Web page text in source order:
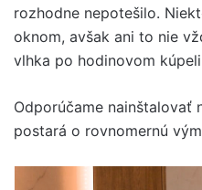
rozhodne nepotešilo.
oknom, avšak ani to nie
vlhka po hodinovom
Odporúčame nainštalovať
postará o rovnomernú